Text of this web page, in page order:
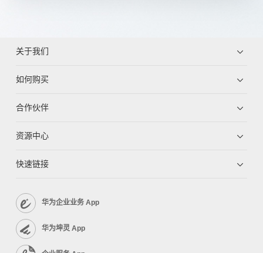
关于我们
如何购买
合作伙伴
资源中心
快速链接
华为企业业务 App
华为坤灵 App